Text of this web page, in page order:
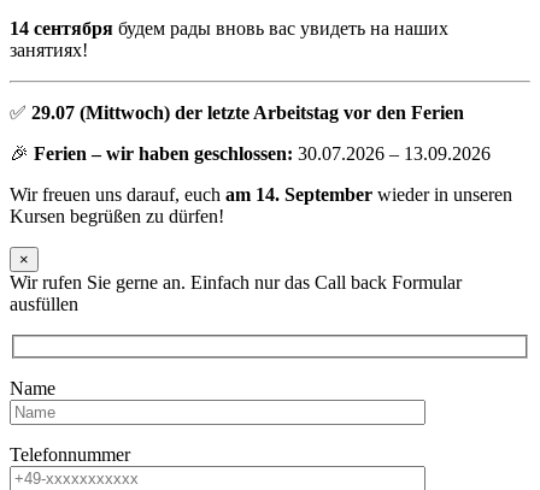
14 сентября будем рады вновь вас увидеть на наших
занятиях!
✅ 29.07 (Mittwoch) der letzte Arbeitstag vor den Ferien
🎉 Ferien – wir haben geschlossen: 30.07.2026 – 13.09.2026
Wir freuen uns darauf, euch am 14. September wieder in unseren
Kursen begrüßen zu dürfen!
×
Wir rufen Sie gerne an. Einfach nur das Call back Formular
ausfüllen
Name
Telefonnummer